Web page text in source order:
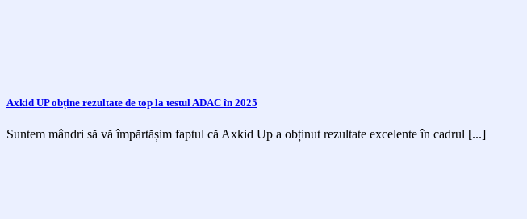
Axkid UP obține rezultate de top la testul ADAC în 2025
Suntem mândri să vă împărtășim faptul că Axkid Up a obținut rezultate excelente în cadrul [...]